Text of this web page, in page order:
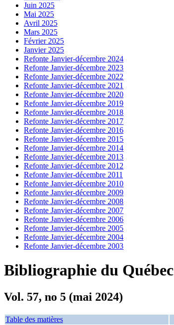
Juin 2025
Mai 2025
Avril 2025
Mars 2025
Février 2025
Janvier 2025
Refonte Janvier-décembre 2024
Refonte Janvier-décembre 2023
Refonte Janvier-décembre 2022
Refonte Janvier-décembre 2021
Refonte Janvier-décembre 2020
Refonte Janvier-décembre 2019
Refonte Janvier-décembre 2018
Refonte Janvier-décembre 2017
Refonte Janvier-décembre 2016
Refonte Janvier-décembre 2015
Refonte Janvier-décembre 2014
Refonte Janvier-décembre 2013
Refonte Janvier-décembre 2012
Refonte Janvier-décembre 2011
Refonte Janvier-décembre 2010
Refonte Janvier-décembre 2009
Refonte Janvier-décembre 2008
Refonte Janvier-décembre 2007
Refonte Janvier-décembre 2006
Refonte Janvier-décembre 2005
Refonte Janvier-décembre 2004
Refonte Janvier-décembre 2003
Bibliographie du Québec
Vol. 57, no 5 (mai 2024)
Table des matières